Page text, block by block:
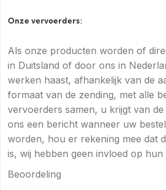
Onze vervoerders:
Als onze producten worden of
in Duitsland of door ons in
werken haast, afhankelijk van de
formaat van de zending, met alle
vervoerders samen, u krijgt van
ons een bericht wanneer uw
worden, hou er rekening mee dat
is, wij hebben geen invloed op hun
Beoordeling